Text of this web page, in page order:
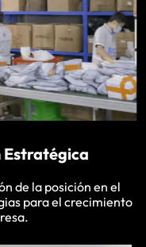
Estratégica
de la posición en el
para el crecimiento